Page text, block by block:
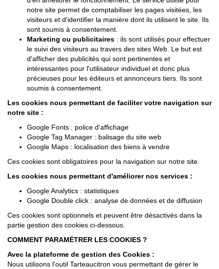
notre site permet de comptabiliser les pages visitées, les
visiteurs et d'identifier la manière dont ils utilisent le site. Ils
sont soumis à consentement.
Marketing ou publicitaires : ils sont utilisés pour effectuer
le suivi des visiteurs au travers des sites Web. Le but est
d'afficher des publicités qui sont pertinentes et
intéressantes pour l'utilisateur individuel et donc plus
précieuses pour les éditeurs et annonceurs tiers. Ils sont
soumis à consentement.
Les cookies nous permettant de faciliter votre navigation sur
notre site :
Google Fonts : police d'affichage
Google Tag Manager : balisage du site web
Google Maps : localisation des biens à vendre
Ces cookies sont obligatoires pour la navigation sur notre site.
Les cookies nous permettant d'améliorer nos services :
Google Analytics : statistiques
Google Double click : analyse de données et de diffusion
Ces cookies sont optionnels et peuvent être désactivés dans la
partie gestion des cookies ci-dessous.
COMMENT PARAMÉTRER LES COOKIES ?
Avec la plateforme de gestion des Cookies :
Nous utilisons l'outil Tarteaucitron vous permettant de gérer le